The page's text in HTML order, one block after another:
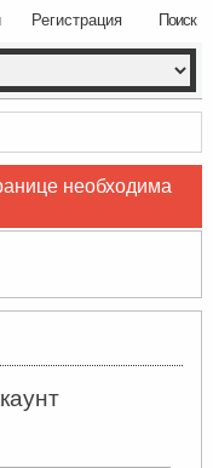
Поиск
Регистрация
необходима